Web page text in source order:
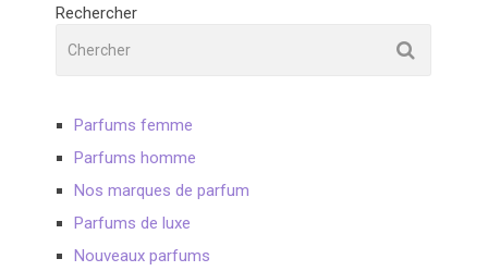
Rechercher
Parfums femme
Parfums homme
Nos marques de parfum
Parfums de luxe
Nouveaux parfums